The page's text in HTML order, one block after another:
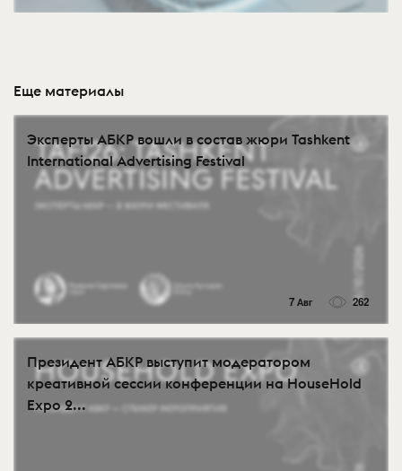
Еще материалы
Эксперты АБКР вошли в состав жюри Tashkent
International Advertising Festival
7 Авг 262
Президент АБКР выступит модератором
креативной сессии конференции на HouseHold
Expo 2...